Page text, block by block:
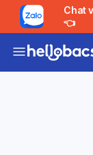
Chat với Bác
👈